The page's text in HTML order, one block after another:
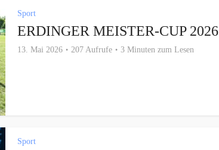
Sport
ERDINGER MEISTER-CUP 2026
13. Mai 2026 207 Aufrufe 3 Minuten zum Lesen
Sport